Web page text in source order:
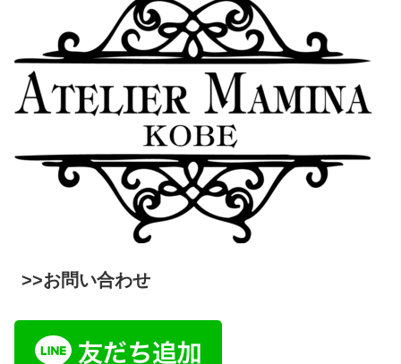
>>お問い合わせ